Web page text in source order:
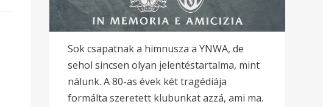
Sok csapatnak a himnusza a YNWA, de
sehol sincsen olyan jelentéstartalma, mint
nálunk. A 80-as évek két tragédiája
formálta szeretett klubunkat azzá, ami ma.